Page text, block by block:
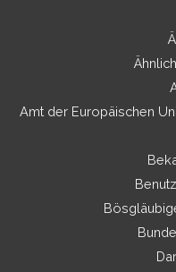
Amt der Europäischen